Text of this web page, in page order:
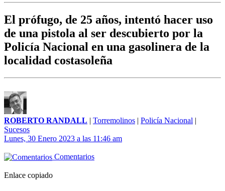
El prófugo, de 25 años, intentó hacer uso
de una pistola al ser descubierto por la
Policía Nacional en una gasolinera de la
localidad costasoleña
ROBERTO RANDALL | Torremolinos | Policía Nacional |
Sucesos
Lunes, 30 Enero 2023 a las 11:46 am
Comentarios
Enlace copiado